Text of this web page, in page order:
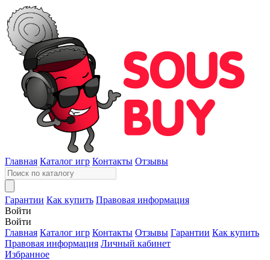
Главная Каталог игр Контакты Отзывы
Гарантии Как купить Правовая информация
Войти
Войти
Главная Каталог игр Контакты Отзывы Гарантии Как купить
Правовая информация Личный кабинет
Избранное